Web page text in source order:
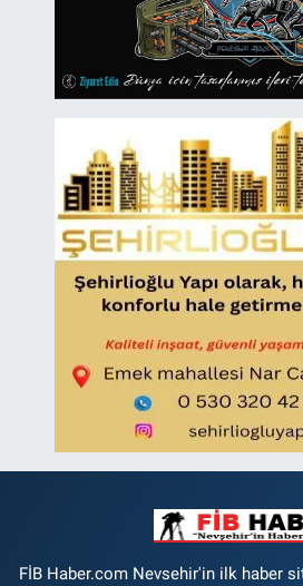
FİB Haber.com Nevsehir'in ilk haber